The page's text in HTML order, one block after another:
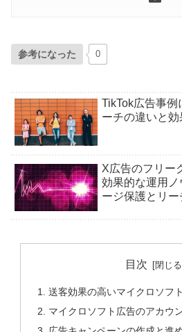
参考になった 0
TikTok広告事例
ーチの違いと効
X広告のフリー
効果的な運用ノ
ージ保護とリー
目次
送客効果の高いマイクロソフ
マイクロソフト広告のアカウ